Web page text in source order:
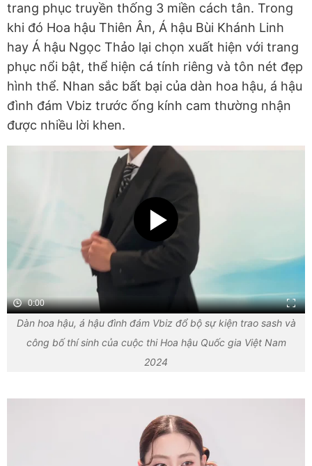
trang phục truyền thống 3 miền cách tân. Trong
khi đó Hoa hậu Thiên Ân, Á hậu Bùi Khánh Linh
hay Á hậu Ngọc Thảo lại chọn xuất hiện với trang
phục nổi bật, thể hiện cá tính riêng và tôn nét đẹp
hình thể. Nhan sắc bất bại của dàn hoa hậu, á hậu
đình đám Vbiz trước ống kính cam thường nhận
được nhiều lời khen.
0:00
Dàn hoa hậu, á hậu đình đám Vbiz đổ bộ sự kiện trao sash và
công bố thí sinh của cuộc thi Hoa hậu Quốc gia Việt Nam
2024